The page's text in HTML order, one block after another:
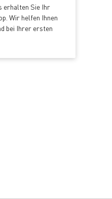
erhalten Sie Ihr
Wir helfen Ihnen
bei Ihrer ersten